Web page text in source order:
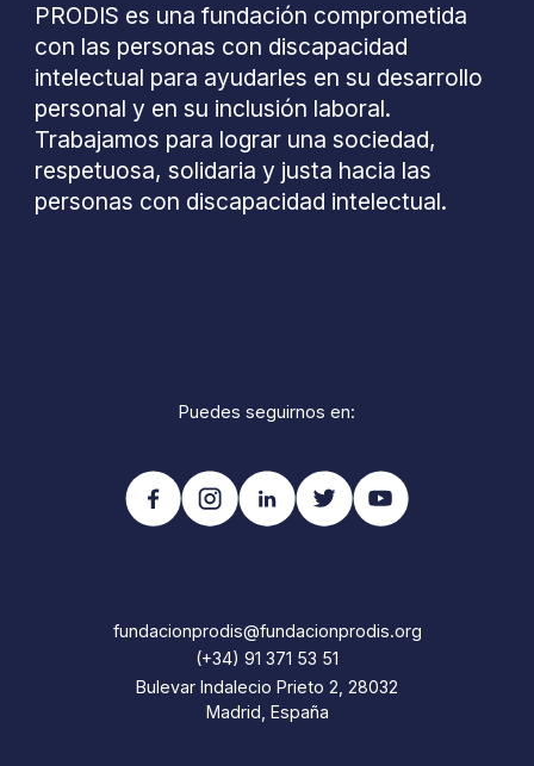
PRODIS es una fundación comprometida
con las personas con discapacidad
intelectual para ayudarles en su desarrollo
personal y en su inclusión laboral.
Trabajamos para lograr una sociedad,
respetuosa, solidaria y justa hacia las
personas con discapacidad intelectual.
Puedes seguirnos en:
fundacionprodis@fundacionprodis.org
(+34) 91 371 53 51
Bulevar Indalecio Prieto 2, 28032
Madrid, España